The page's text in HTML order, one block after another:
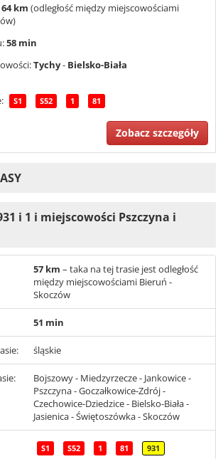
64 km (odległość między miejscowościami
58 min
Tychy- Bielsko-Biała
S1 S52 1 81
Zobacz szczegóły
i 1 i miejscowości Pszczyna i
57 km – taka na tej trasie jest odległość
między miejscowościami Bieruń -
Skoczów
51 min
śląskie
Bojszowy - Miedzyrzecze - Jankowice -
Pszczyna - Goczałkowice-Zdrój -
Czechowice-Dziedzice - Bielsko-Biała -
Jasienica - Świętoszówka - Skoczów
S1 S52 1 81 931